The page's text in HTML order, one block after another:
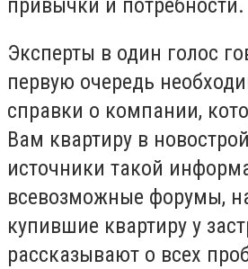
привычки и потребности.
Эксперты в один голос
первую очередь
справки о компании,
Вам квартиру в
источники такой
всевозможные форумы,
купившие квартиру у
рассказывают о всех